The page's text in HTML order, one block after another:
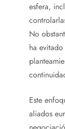
esfera,
No
ha
Este
aliados